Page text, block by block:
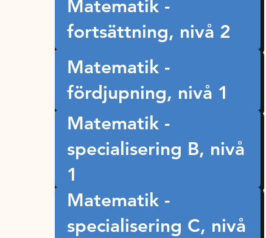
Matematik -
fortsättning, nivå 2
Matematik -
fördjupning, nivå 1
Matematik -
specialisering B, nivå
1
Matematik -
specialisering C, nivå